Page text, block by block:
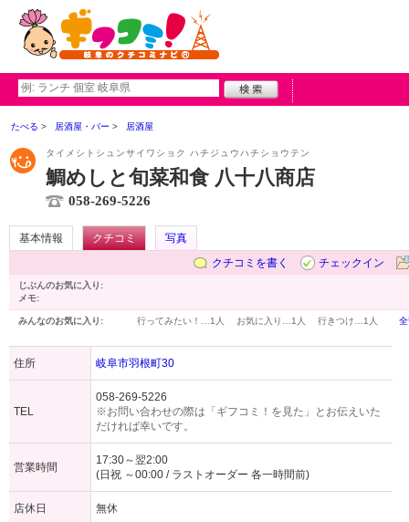
たべる 居酒屋・バー 居酒屋
タイメシトシュンサイワショク ハチジュウハチショウテン
鯛めしと旬菜和食 八十八商店
058-269-5226
基本情報 クチコミ
写真
クチコミを書く
チェックイン
じぶんのお気に入り:
メモ:
みんなのお気に入り: 行ってみたい！… 1人 お気に入り… 1人 行きつけ… 1人
住所 岐阜市羽根町30
TEL
058-269-5226
※お問い合わせの際は「ギフコミ！を見た」とお伝えいた
だければ幸いです。
営業時間
17:30～翌2:00
(日祝 ～00:00 / ラストオーダー 各一時間前)
店休日 無休